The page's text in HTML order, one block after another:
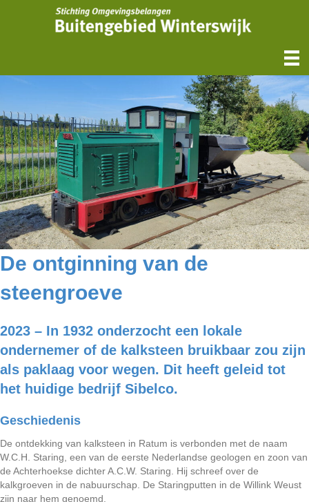
De ontginning van de
steengroeve
2023 – In 1932 onderzocht een lokale
ondernemer of de kalksteen bruikbaar zou zijn
als paklaag voor wegen. Dit heeft geleid tot
het huidige bedrijf Sibelco.
Geschiedenis
De ontdekking van kalksteen in Ratum is verbonden met de naam
W.C.H. Staring, een van de eerste Nederlandse geologen en zoon van
de Achterhoekse dichter A.C.W. Staring. Hij schreef over de
kalkgroeven in de nabuurschap. De Staringputten in de Willink Weust
zijn naar hem genoemd.